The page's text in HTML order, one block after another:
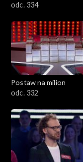
odc. 334
Postaw na milion
odc. 332